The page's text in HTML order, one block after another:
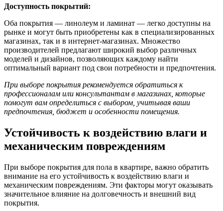
Доступность покрытий:
Оба покрытия — линолеум и ламинат — легко доступны на
рынке и могут быть приобретены как в специализированных
магазинах, так и в интернет-магазинах. Множество
производителей предлагают широкий выбор различных
моделей и дизайнов, позволяющих каждому найти
оптимальный вариант под свои потребности и предпочтения.
При выборе покрытия рекомендуется обратиться к
профессионалам или консультантам в магазинах, которые
помогут вам определиться с выбором, учитывая ваши
предпочтения, бюджет и особенности помещения.
Устойчивость к воздействию влаги и
механическим повреждениям
При выборе покрытия для пола в квартире, важно обратить
внимание на его устойчивость к воздействию влаги и
механическим повреждениям. Эти факторы могут оказывать
значительное влияние на долговечность и внешний вид
покрытия.